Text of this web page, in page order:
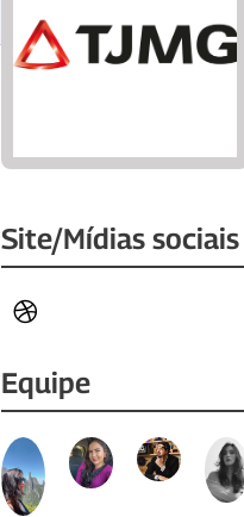
Site/Mídias sociais
Equipe